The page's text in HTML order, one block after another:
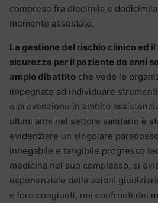
compreso fra diecimila e
momento assestato.
La gestione del rischio clinico ed
sicurezza per il paziente da anni
ampio dibattito che vede le
impegnate ad individuare
e prevenzione in ambito
ultimi anni nel settore sanitario è
evidenziare un singolare
innegabile e tangibile progresso
medicina nel suo complesso, si
esponenziale delle azioni
e loro congiunti, nei confronti dei